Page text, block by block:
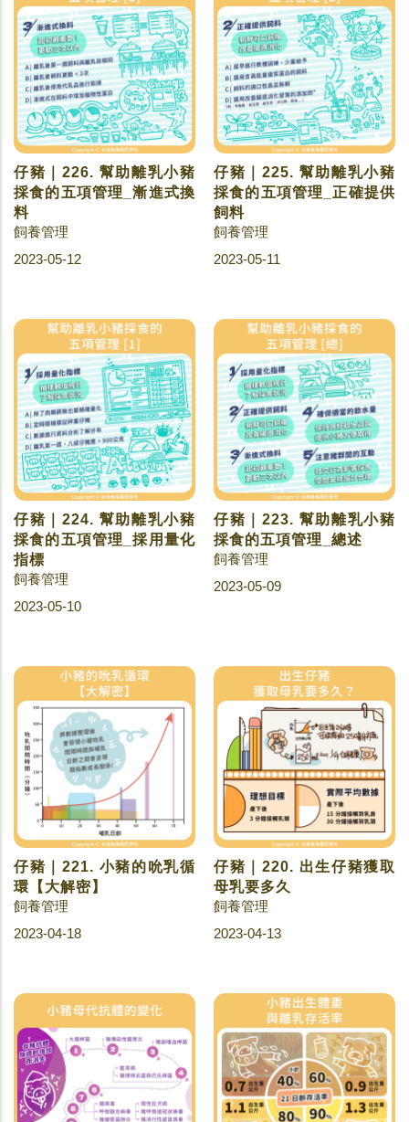
仔豬｜226. 幫助離乳小豬
採食的五項管理_漸進式換
料
飼養管理
2023-05-12
仔豬｜225. 幫助離乳小豬
採食的五項管理_正確提供
飼料
飼養管理
2023-05-11
仔豬｜224. 幫助離乳小豬
採食的五項管理_採用量化
指標
飼養管理
2023-05-10
仔豬｜223. 幫助離乳小豬
採食的五項管理_總述
飼養管理
2023-05-09
仔豬｜221. 小豬的吮乳循
環【大解密】
飼養管理
2023-04-18
仔豬｜220. 出生仔豬獲取
母乳要多久
飼養管理
2023-04-13